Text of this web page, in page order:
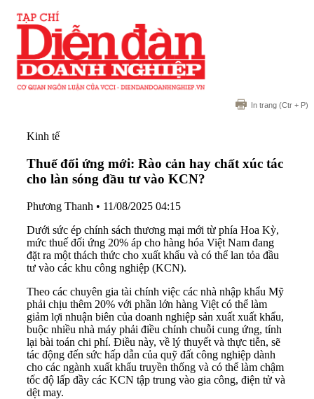
In trang (Ctr + P)
Kinh tế
Thuế đối ứng mới: Rào cản hay chất xúc tác
cho làn sóng đầu tư vào KCN?
Phương Thanh • 11/08/2025 04:15
Dưới sức ép chính sách thương mại mới từ phía Hoa Kỳ,
mức thuế đối ứng 20% áp cho hàng hóa Việt Nam đang
đặt ra một thách thức cho xuất khẩu và có thể lan tỏa đầu
tư vào các khu công nghiệp (KCN).
Theo các chuyên gia tài chính việc các nhà nhập khẩu Mỹ
phải chịu thêm 20% với phần lớn hàng Việt có thể làm
giảm lợi nhuận biên của doanh nghiệp sản xuất xuất khẩu,
buộc nhiều nhà máy phải điều chỉnh chuỗi cung ứng, tính
lại bài toán chi phí. Điều này, về lý thuyết và thực tiễn, sẽ
tác động đến sức hấp dẫn của quỹ đất công nghiệp dành
cho các ngành xuất khẩu truyền thống và có thể làm chậm
tốc độ lấp đầy các KCN tập trung vào gia công, điện tử và
dệt may.